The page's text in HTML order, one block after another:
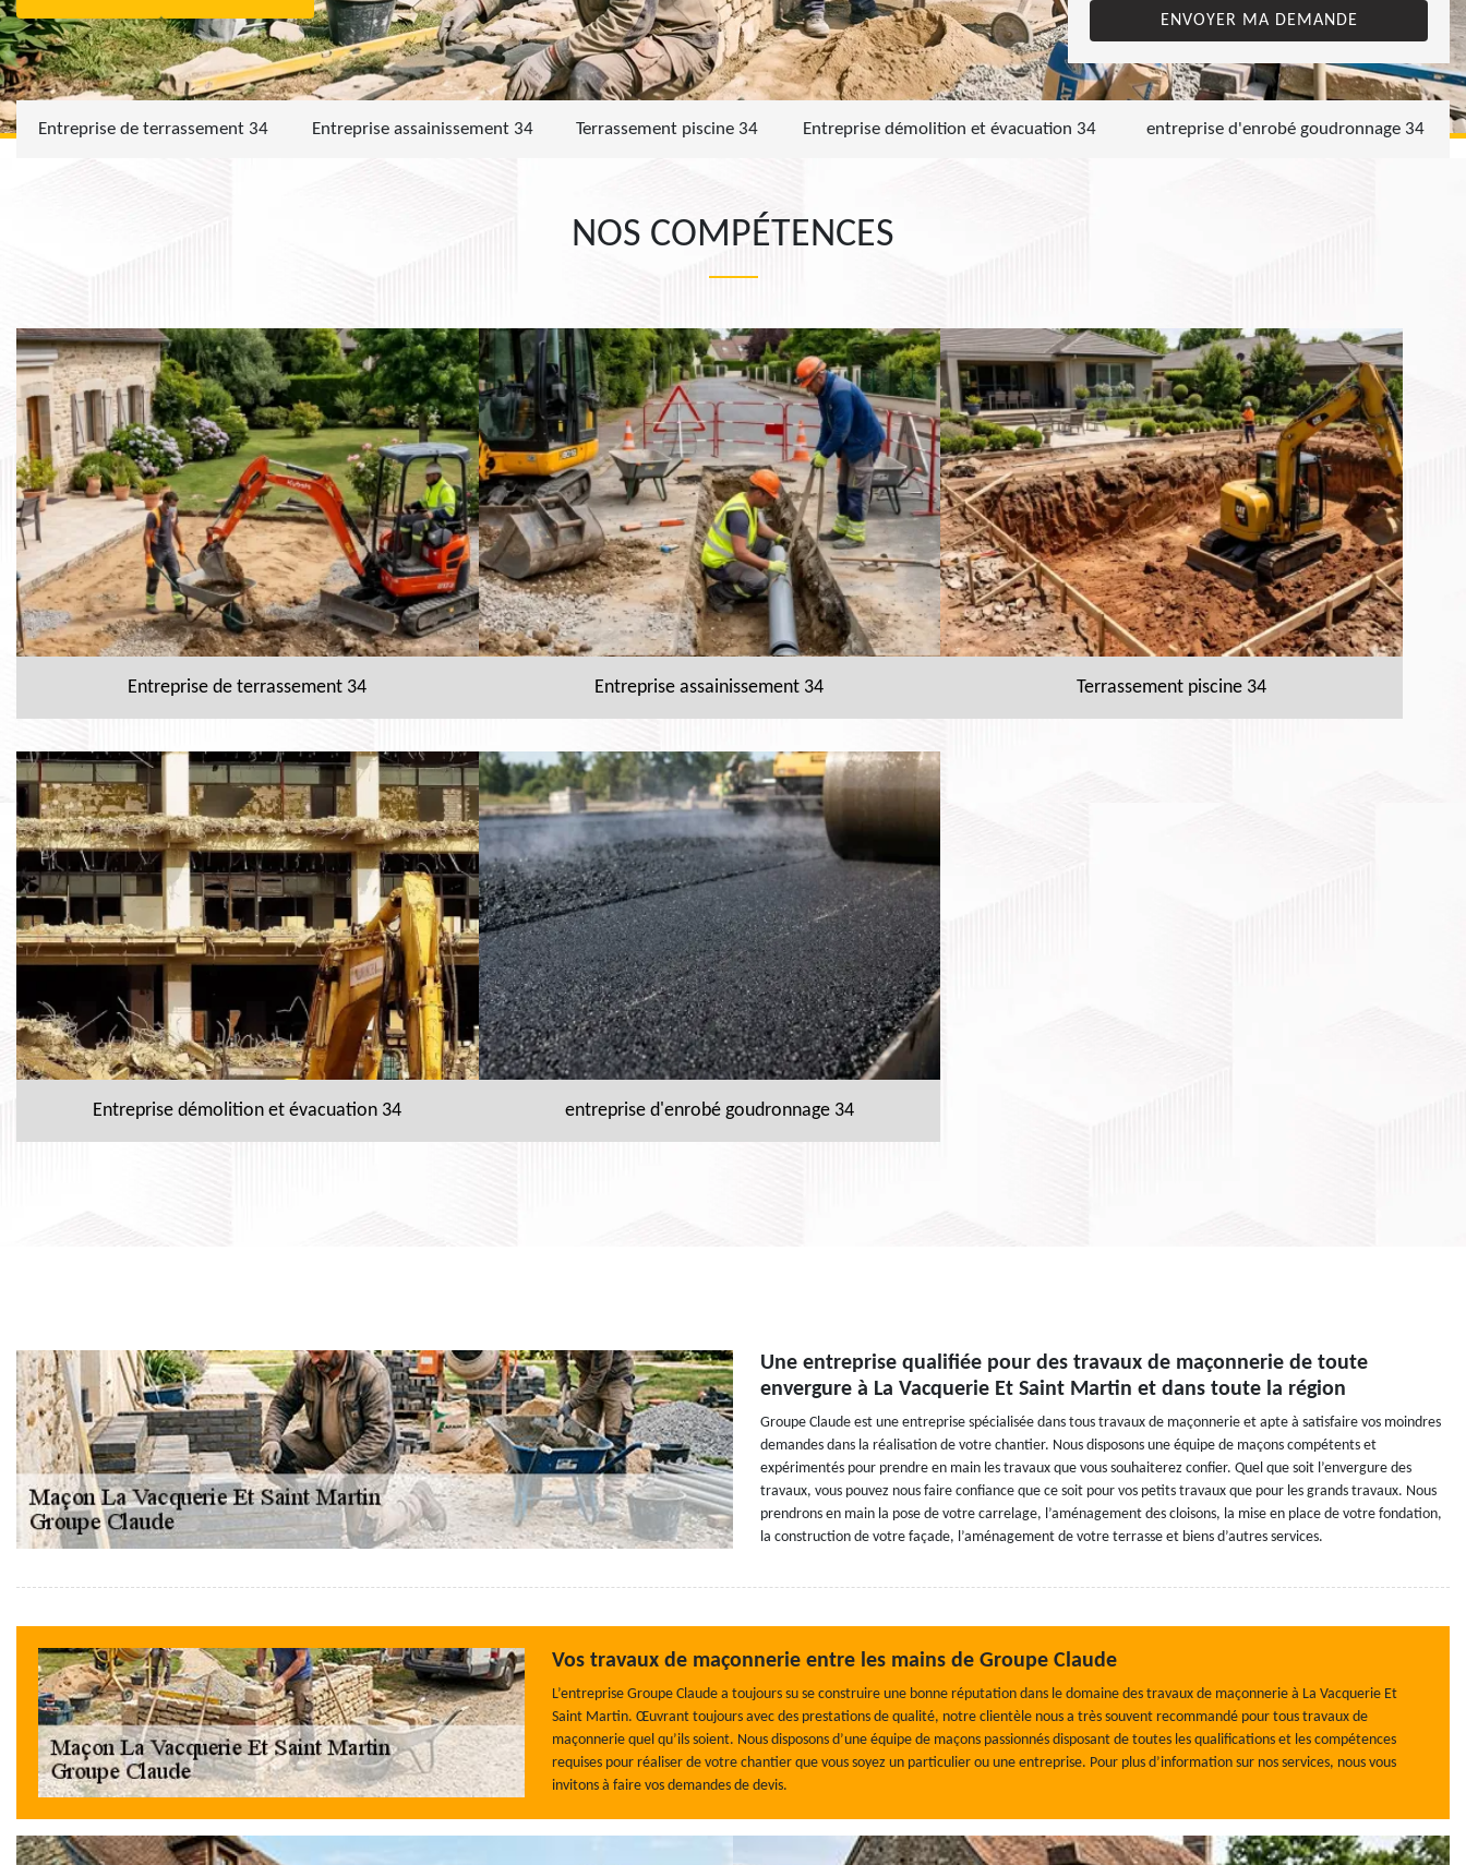
Entreprise de terrassement 34 Entreprise assainissement 34 Terrassement piscine 34 Entreprise démolition et évacuation 34 entreprise d'enrobé goudronnage 34
NOS COMPÉTENCES
Entreprise de terrassement 34 Entreprise assainissement 34 Terrassement piscine 34
Entreprise démolition et évacuation 34 entreprise d'enrobé goudronnage 34
Une entreprise qualifiée pour des travaux de maçonnerie de toute
envergure à La Vacquerie Et Saint Martin et dans toute la région
Groupe Claude est une entreprise spécialisée dans tous travaux de maçonnerie et apte à satisfaire vos moindres
demandes dans la réalisation de votre chantier. Nous disposons une équipe de maçons compétents et
expérimentés pour prendre en main les travaux que vous souhaiterez confier. Quel que soit l’envergure des
travaux, vous pouvez nous faire confiance que ce soit pour vos petits travaux que pour les grands travaux. Nous
prendrons en main la pose de votre carrelage, l’aménagement des cloisons, la mise en place de votre fondation,
la construction de votre façade, l’aménagement de votre terrasse et biens d’autres services.
Vos travaux de maçonnerie entre les mains de Groupe Claude
L’entreprise Groupe Claude a toujours su se construire une bonne réputation dans le domaine des travaux de maçonnerie à La Vacquerie Et
Saint Martin. Œuvrant toujours avec des prestations de qualité, notre clientèle nous a très souvent recommandé pour tous travaux de
maçonnerie quel qu’ils soient. Nous disposons d’une équipe de maçons passionnés disposant de toutes les qualifications et les compétences
requises pour réaliser de votre chantier que vous soyez un particulier ou une entreprise. Pour plus d’information sur nos services, nous vous
invitons à faire vos demandes de devis.